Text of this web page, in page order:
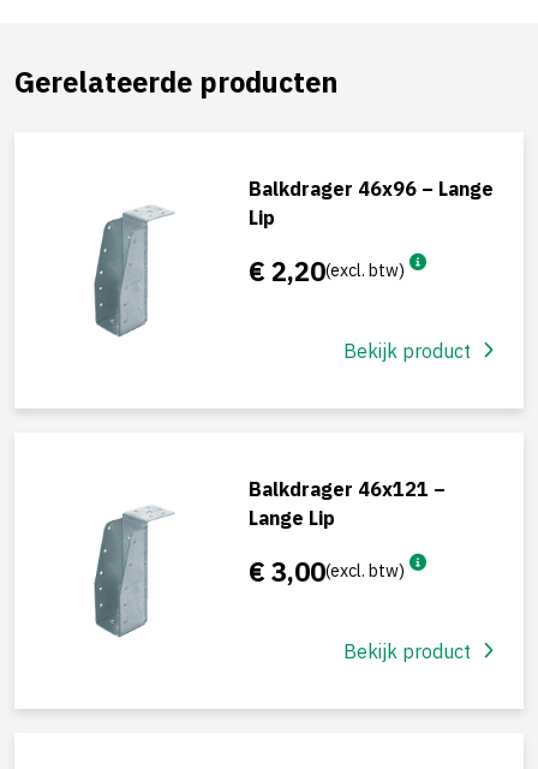
Gerelateerde producten
Balkdrager 46x96 – Lange
Lip
€ 2,20(excl. btw)
Bekijk product
Balkdrager 46x121 –
Lange Lip
€ 3,00(excl. btw)
Bekijk product